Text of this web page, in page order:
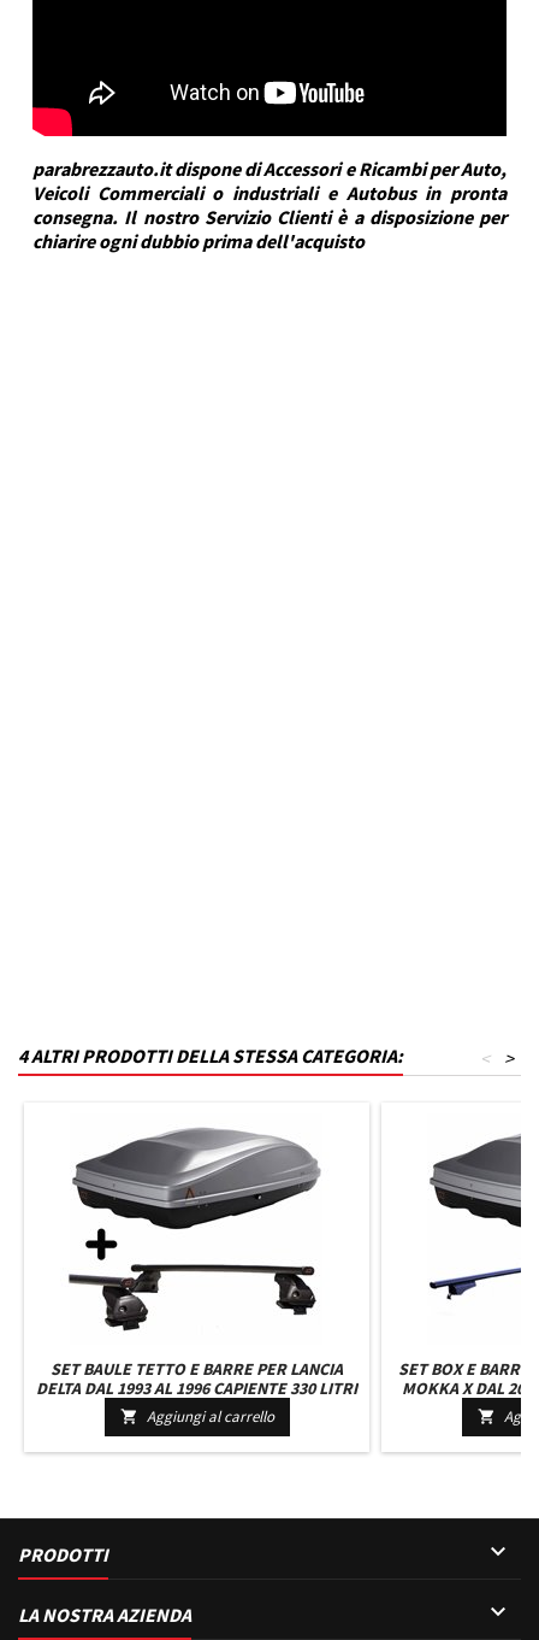
parabrezzauto.it dispone di Accessori e Ricambi per Auto,
Veicoli Commerciali o industriali e Autobus in pronta
consegna. Il nostro Servizio Clienti è a disposizione per
chiarire ogni dubbio prima dell'acquisto
4 ALTRI PRODOTTI DELLA STESSA CATEGORIA: >
<
SET BAULE TETTO E BARRE PER LANCIA
DELTA DAL 1993 AL 1996 CAPIENTE 330 LITRI
GRIGIO CON SERRATURA BARRE 110 CM E
KIT ATTACCHI
 Aggiungi al carrello
SET BOX E BARRE
MOKKA X DAL
LITRI GRIGIO
CM E

PRODOTTI 
LA NOSTRA AZIENDA 